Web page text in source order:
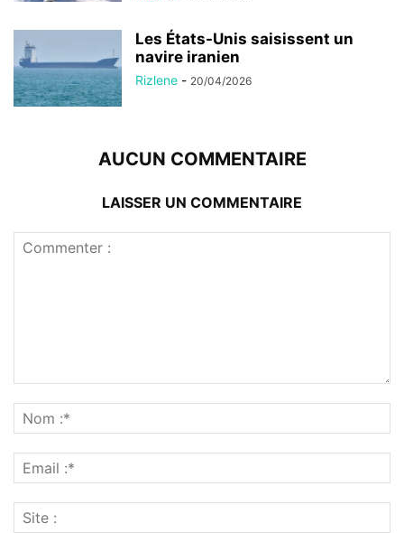
Les États-Unis saisissent un
navire iranien
Rizlene - 20/04/2026
AUCUN COMMENTAIRE
LAISSER UN COMMENTAIRE